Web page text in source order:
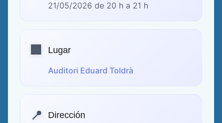
21/05/2026 de 20 h a 21 h
🏢 Lugar
Auditori Eduard Toldrà
📍 Dirección